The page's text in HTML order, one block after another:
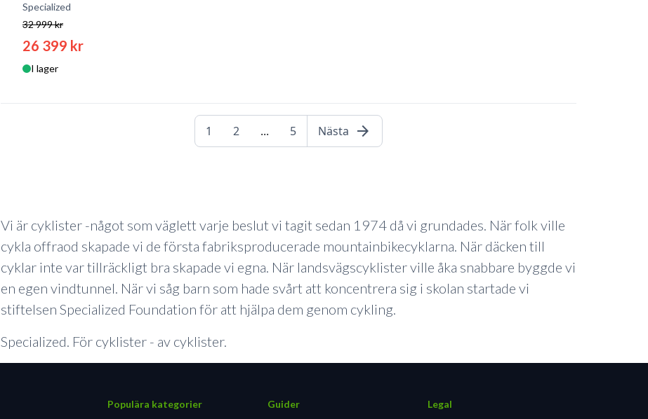
Specialized
32 999 kr
26 399 kr
I lager
1 2 ... 5 Nästa arrow_forward
Vi är cyklister -något som väglett varje beslut vi tagit sedan 1974 då vi grundades. När folk ville
cykla offraod skapade vi de första fabriksproducerade mountainbikecyklarna. När däcken till
cyklar inte var tillräckligt bra skapade vi egna. När landsvägscyklister ville åka snabbare byggde vi
en egen vindtunnel. När vi såg barn som hade svårt att koncentrera sig i skolan startade vi
stiftelsen Specialized Foundation för att hjälpa dem genom cykling.
Specialized. För cyklister - av cyklister.
Populära kategorier Guider Legal